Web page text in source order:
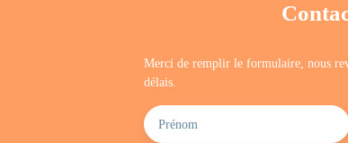
Merci de remplir le formulaire, nous
délais.
Prénom